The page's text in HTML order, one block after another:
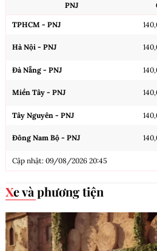
PNJ
TPHCM - PNJ
Hà Nội - PNJ
Đà Nẵng - PNJ
Miền Tây - PNJ
Tây Nguyên - PNJ
Đông Nam Bộ - PNJ
Cập nhật: 09/08/2026 20:45
Xe và phương tiện